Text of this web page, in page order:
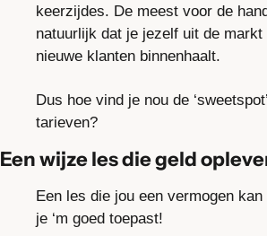
keerzijdes. De meest voor de
natuurlijk dat je jezelf uit de markt
nieuwe klanten binnenhaalt.
Dus hoe vind je nou de
tarieven?
Een wijze les die geld
Een les die jou een vermogen
je ‘m goed toepast!